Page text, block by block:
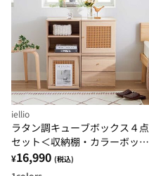
iellio
ラタン調キューブボックス４点
セット＜収納棚・カラーボック
ス＞
¥16,990 (税込)